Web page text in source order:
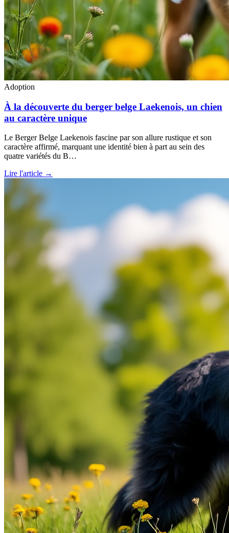
Adoption
À la découverte du berger belge Laekenois, un chien
au caractère unique
Le Berger Belge Laekenois fascine par son allure rustique et son
caractère affirmé, marquant une identité bien à part au sein des
quatre variétés du B…
Lire l'article →